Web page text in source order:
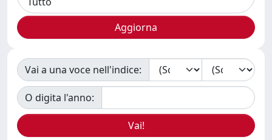
Vai a una voce nell'indice:
O digita l'anno: